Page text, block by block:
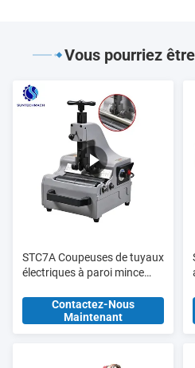
Vous pourriez
STC7A Coupeuses de tuyaux
électriques à paroi mince
SCH5 SCH5S
Contactez-Nous
Maintenant